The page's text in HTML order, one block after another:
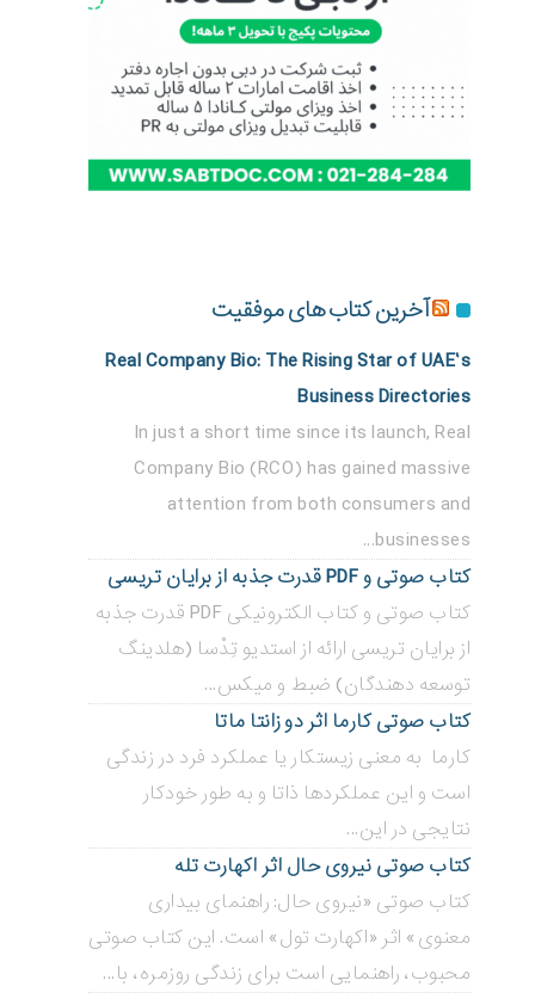
آخرین کتاب های موفقیت
Real Company Bio: The Rising Star of UAE’s
Business Directories
In just a short time since its launch, Real
Company Bio (RCO) has gained massive
attention from both consumers and
businesses...
کتاب صوتی و PDF قدرت جذبه از برایان تریسی
کتاب صوتی و کتاب الکترونیکی PDF قدرت جذبه
از برایان تریسی ارائه از استدیو تِدْسا (هلدینگ
توسعه دهندگان) ضبط و میکس...
کتاب صوتی کارما اثر دو زانتا ماتا
کارما به معنی زیستکار یا عملکرد فرد در زندگی
است و این عملکردها ذاتا و به طور خودکار
نتایجی در این...
کتاب صوتی نیروی حال اثر اکهارت تله
کتاب صوتی «نیروی حال: راهنمای بیداری
معنوی» اثر «اکهارت تول» است. این کتاب صوتی
محبوب، راهنمایی است برای زندگی روزمره، با...